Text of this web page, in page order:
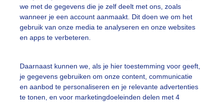
we met de gegevens die je zelf deelt met ons, zoals
wanneer je een account aanmaakt. Dit doen we om het
gebruik van onze media te analyseren en onze websites
en apps te verbeteren.
Daarnaast kunnen we, als je hier toestemming voor geeft,
je gegevens gebruiken om onze content, communicatie
en aanbod te personaliseren en je relevante advertenties
te tonen, en voor marketingdoeleinden delen met 4
Trudy Fortuijn - van Es Gemaakt: 02-06-2026, 56x bekeken